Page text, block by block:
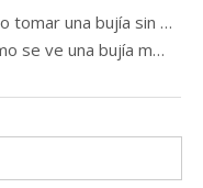
Cómo tomar una bujía sin una herramienta
¿Cómo se ve una bujía mala?